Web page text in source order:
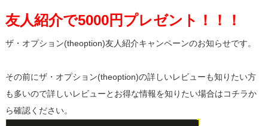
友人紹介で5000円プレゼント！！！
ザ・オプション(theoption)友人紹介キャンペーンのお知らせです。
その前にザ・オプション(theoption)の詳しいレビューも知りたい方
も多いので詳しいレビューとお得な情報を知りたい場合はコチラか
ら確認ください。